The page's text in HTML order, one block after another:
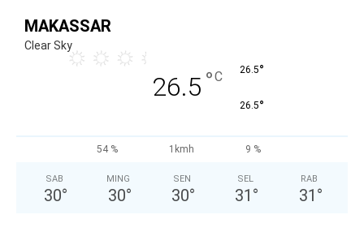
MAKASSAR
Clear Sky
26.5 °C 26.5°
26.5°
54 % 1kmh 9 %
SAB
30°
MING
30°
SEN
30°
SEL
31 °
RAB
31 °